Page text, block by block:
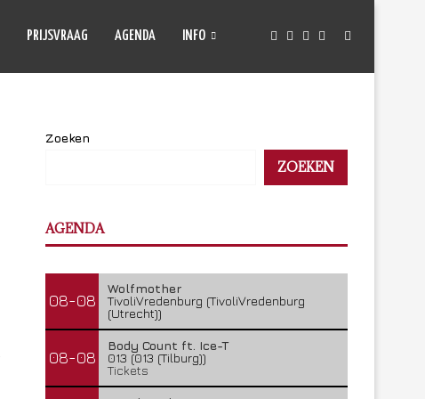
PRIJSVRAAG AGENDA INFO
Zoeken
ZOEKEN
AGENDA
08-08
Wolfmother
TivoliVredenburg (TivoliVredenburg
(Utrecht))
08-08
Body Count ft. Ice-T
013 (013 (Tilburg))
Tickets